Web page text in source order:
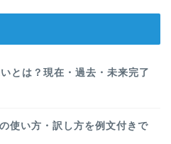
とは？現在・過去・未来完了
使い方・訳し方を例文付きで